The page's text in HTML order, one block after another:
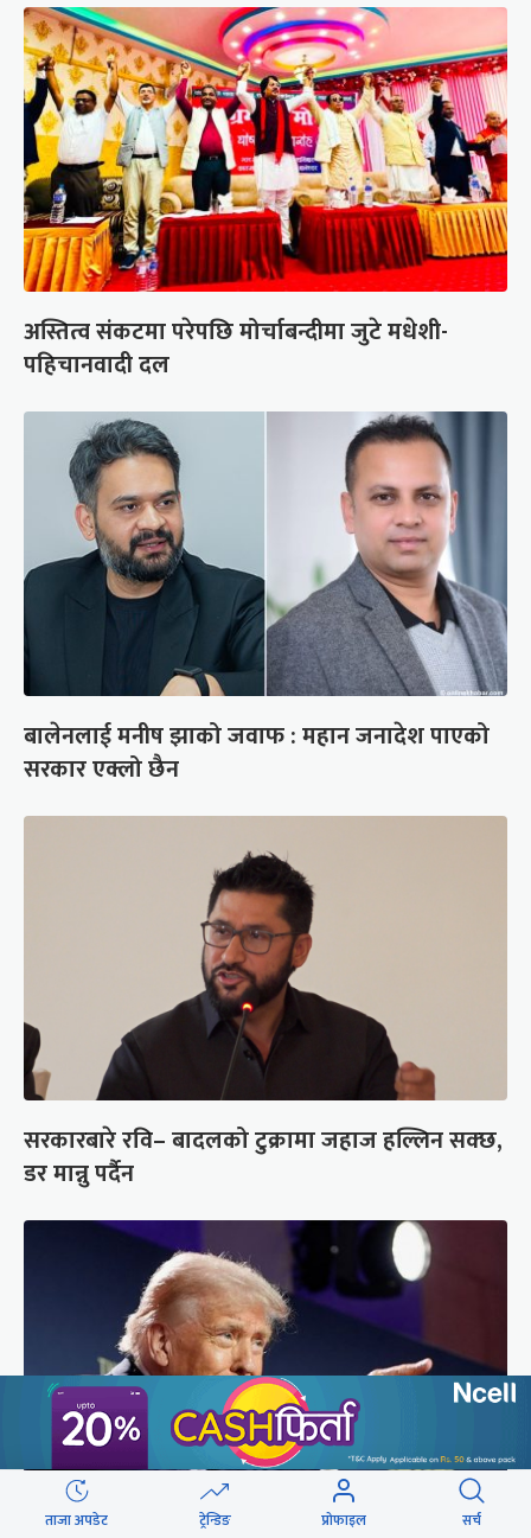
अस्तित्व संकटमा परेपछि मोर्चाबन्दीमा जुटे मधेशी-
पहिचानवादी दल
बालेनलाई मनीष झाको जवाफ : महान जनादेश पाएको
सरकार एक्लो छैन
सरकारबारे रवि– बादलको टुक्रामा जहाज हल्लिन सक्छ,
डर मान्नु पर्दैन
ताजा अपडेट ट्रेन्डिङ प्रोफाइल सर्च